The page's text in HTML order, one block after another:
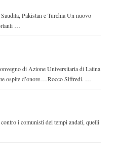
Pakistan e Turchia Un nuovo
…
di Azione Universitaria di Latina
ospite d’onore….Rocco Siffredi. …
i comunisti dei tempi andati, quelli